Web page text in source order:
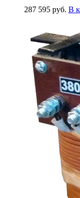
287 595 руб. В